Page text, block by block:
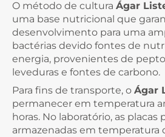
O método de cultura Ágar
uma base nutricional que
desenvolvimento para uma
bactérias devido fontes de
energia, provenientes de
leveduras e fontes de carbono.
Para fins de transporte, o Ágar
permanecer em temperatura
horas. No laboratório, as placas
armazenadas em temperatura